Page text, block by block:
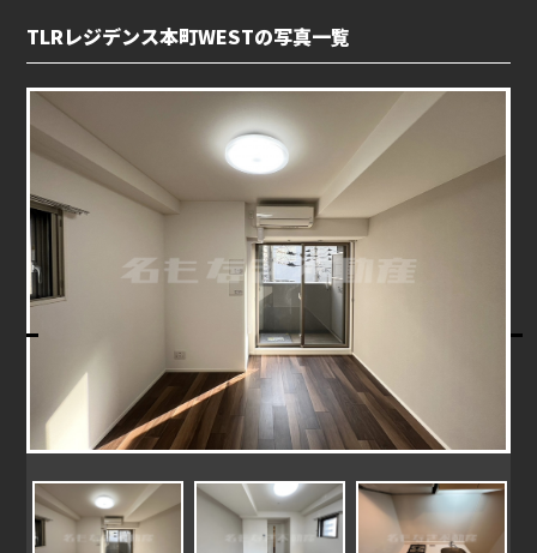
TLRレジデンス本町WESTの写真一覧